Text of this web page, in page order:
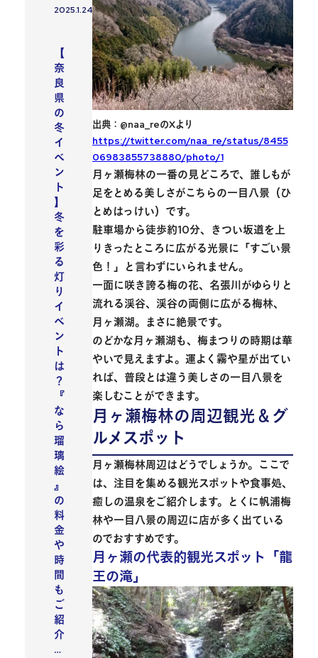
出典：@naa_reのXより
https://twitter.com/naa_re/status/8455
06983855738880/photo/1
月ヶ瀬梅林の一番の見どころで、誰しもが
足をとめる美しさがこちらの一目八景 （ひ
とめはっけい）です。
駐車場から徒歩約10分、きつい坂道を上
りきったところに広がる光景に「すごい景
色！」と言わずにいられません。
一面に咲き誇る梅の花、名張川がゆらりと
流れる渓谷、渓谷の両側に広がる梅林、
月ヶ瀬湖。 まさに絶景です。
のどかな月ヶ瀬湖も、梅まつりの時期は華
やいで見えますよ。運よく霧や星が出てい
れば、普段とは違う美しさの一目八景を
楽しむことができます。
月ヶ瀬梅林の周辺観光＆グ
ルメスポット
月ヶ瀬梅林周辺はどうでしょうか。ここで
は、注目を集める観光スポットや食事処、
癒しの温泉をご紹介します。とくに帆浦梅
林や一目八景の周辺に店が多く出ている
のでおすすめです。
月ヶ瀬の代表的観光スポット「龍
王の滝」
投稿日
2025.1.24
イベント
【
奈
良
県
の
冬
イ
ベ
ン
ト
】
冬
を
彩
る
灯
り
イ
ベ
ン
ト
は
？
『
な
ら
瑠
璃
絵
』
の
料
金
や
時
間
も
ご
紹
介
…